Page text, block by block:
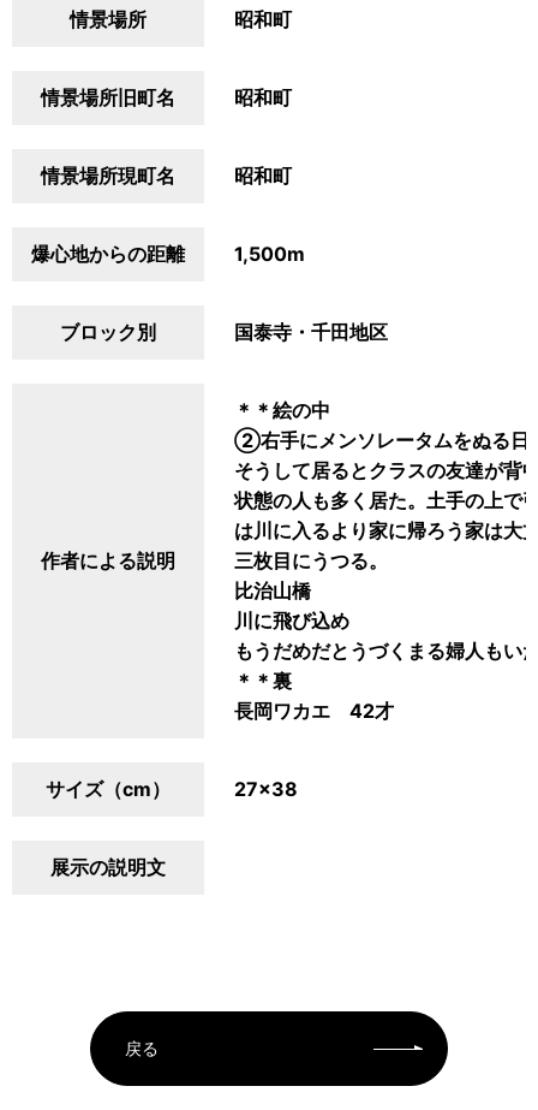
情景場所 昭和町
情景場所旧町名 昭和町
情景場所現町名 昭和町
爆心地からの距離 1,500m
ブロック別 国泰寺・千田地区
作者による説明
＊＊絵の中
②右手にメンソレータムをぬる日
そうして居るとクラスの友達が背
状態の人も多く居た。土手の上で
は川に入るより家に帰ろう家は大
三枚目にうつる。
比治山橋
川に飛び込め
もうだめだとうづくまる婦人もい
＊＊裏
長岡ワカエ 42才
サイズ（cm） 27×38
展示の説明文
戻る